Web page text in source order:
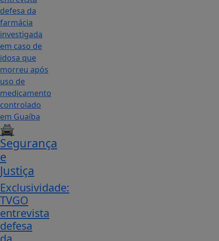
🚔
Segurança
e
Justiça
Exclusividade:
TVGO
entrevista
defesa